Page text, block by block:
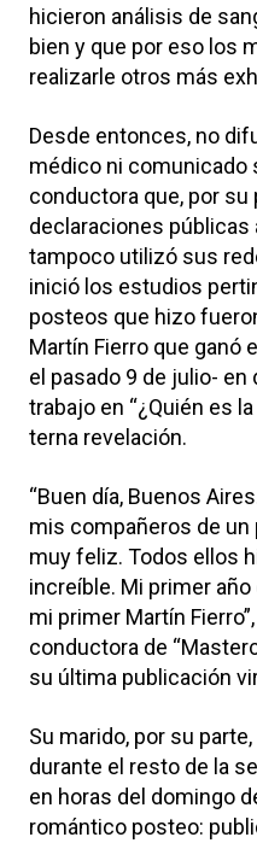
hicieron análisis de
bien y que por eso los
realizarle otros más
Desde entonces, no
médico ni comunicado
conductora que, por su
declaraciones públicas
tampoco utilizó sus
inició los estudios
posteos que hizo
Martín Fierro que ganó
el pasado 9 de julio-
trabajo en “¿Quién es
terna revelación.
“Buen día, Buenos
mis compañeros de
muy feliz. Todos ellos
increíble. Mi primer
mi primer Martín
conductora de
su última publicación
Su marido, por su
durante el resto de la
en horas del domingo
romántico posteo: